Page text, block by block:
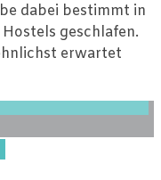
dabei bestimmt in
geschlafen.
erwartet